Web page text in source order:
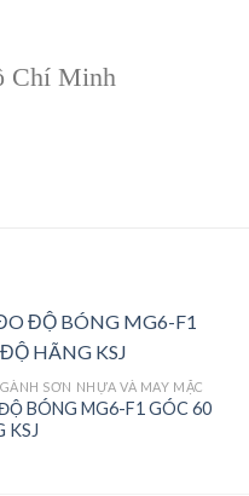
Chí Minh
Add to
SƠN NHỰA VÀ MAY MẶC
BÓNG MG6-F1 GÓC 60
KSJ